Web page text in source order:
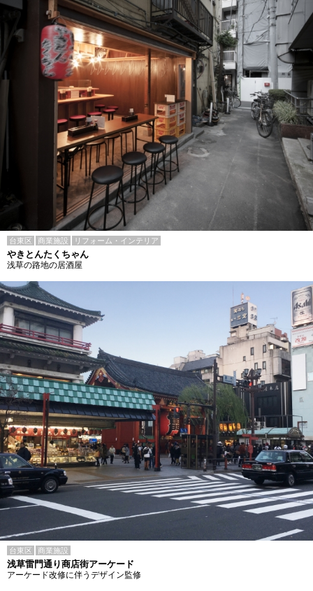
台東区 商業施設 リフォーム・インテリア
やきとんたくちゃん
浅草の路地の居酒屋
台東区 商業施設
浅草雷門通り商店街アーケード
アーケード改修に伴うデザイン監修